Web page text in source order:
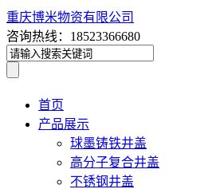
重庆博米物资有限公司
咨询热线：18523366680
首页
产品展示
球墨铸铁井盖
高分子复合井盖
不锈钢井盖